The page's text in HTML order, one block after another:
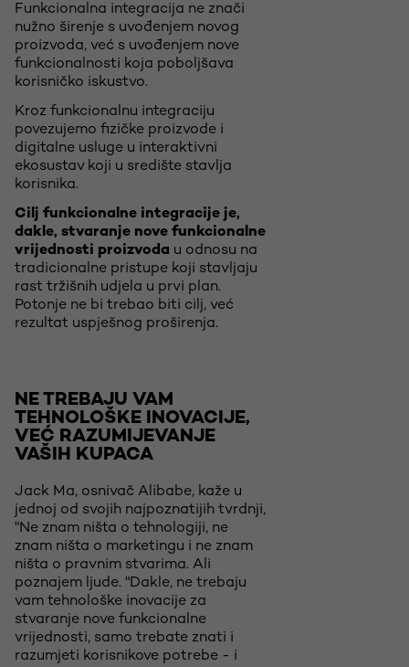
Funkcionalna integracija ne znači
nužno širenje s uvođenjem novog
proizvoda, već s uvođenjem nove
funkcionalnosti koja poboljšava
korisničko iskustvo.
Kroz funkcionalnu integraciju
povezujemo fizičke proizvode i
digitalne usluge u interaktivni
ekosustav koji u središte stavlja
korisnika.
Cilj funkcionalne integracije je,
dakle, stvaranje nove funkcionalne
vrijednosti proizvoda u odnosu na
tradicionalne pristupe koji stavljaju
rast tržišnih udjela u prvi plan.
Potonje ne bi trebao biti cilj, već
rezultat uspješnog proširenja.
NE TREBAJU VAM
TEHNOLOŠKE INOVACIJE,
VEĆ RAZUMIJEVANJE
VAŠIH KUPACA
Jack Ma, osnivač Alibabe, kaže u
jednoj od svojih najpoznatijih tvrdnji,
"Ne znam ništa o tehnologiji, ne
znam ništa o marketingu i ne znam
ništa o pravnim stvarima. Ali
poznajem ljude. "Dakle, ne trebaju
vam tehnološke inovacije za
stvaranje nove funkcionalne
vrijednosti, samo trebate znati i
razumjeti korisnikove potrebe - i